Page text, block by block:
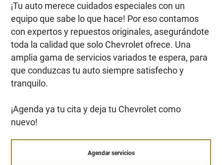
¡Tu auto merece cuidados especiales con un
equipo que sabe lo que hace! Por eso contamos
con expertos y repuestos originales, asegurándote
toda la calidad que solo Chevrolet ofrece. Una
amplia gama de servicios variados te espera, para
que conduzcas tu auto siempre satisfecho y
tranquilo.
¡Agenda ya tu cita y deja tu Chevrolet como
nuevo!
Agendar servicios